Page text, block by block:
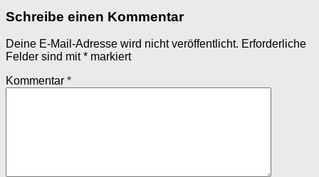
Schreibe einen Kommentar
Deine E-Mail-Adresse wird nicht veröffentlicht. Erforderliche
Felder sind mit* markiert
Kommentar *